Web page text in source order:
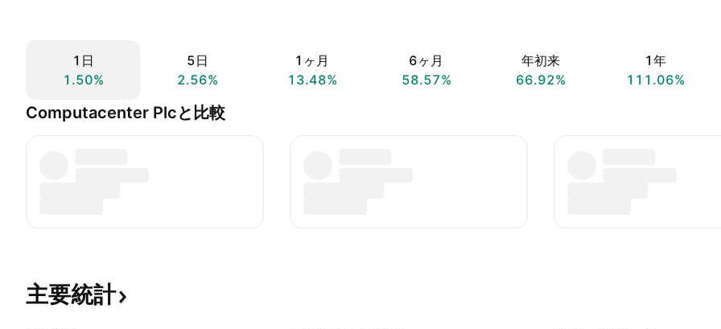
1日
1.50%
5日
2.56%
1ヶ月
13.48%
6ヶ月
58.57%
年初来
66.92%
1年
111.06%
Computacenter Plcと比較
主要統計